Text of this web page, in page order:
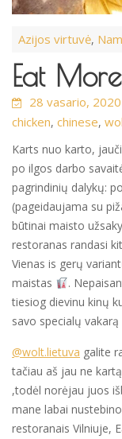
Azijos virtuvė,
Eat
28 vasario, 2020
chicken, chinese,
Karts nuo karto,
po ilgos darbo
pagrindinių dalykų:
(pageidaujama su
būtinai maisto
restoranas randasi
Vienas is gerų
maistas
.
tiesiog dievinu kinų
savo specialų
@wolt.lietuva galite
tačiau aš jau ne
,todėl norėjau juos
mane labai
restoranais Vilniuje,